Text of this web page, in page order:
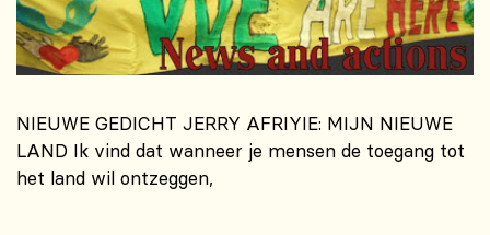
NIEUWE GEDICHT JERRY AFRIYIE: MIJN NIEUWE
LAND Ik vind dat wanneer je mensen de toegang tot
het land wil ontzeggen,